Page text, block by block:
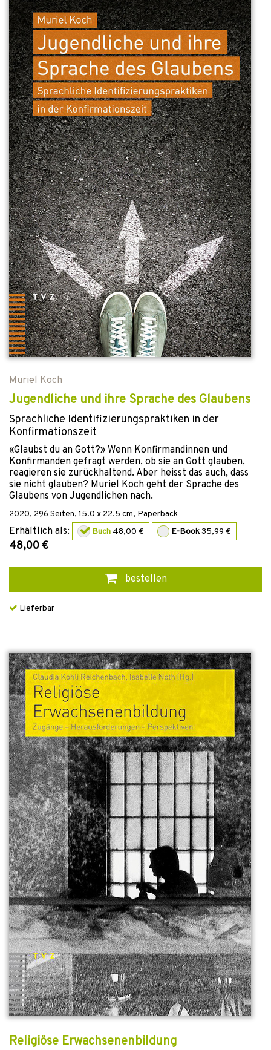
Muriel Koch
Jugendliche und ihre Sprache des Glaubens
Sprachliche Identifizierungspraktiken in der
Konfirmationszeit
«Glaubst du an Gott?» Wenn Konfirmandinnen und
Konfirmanden gefragt werden, ob sie an Gott glauben,
reagieren sie zurückhaltend. Aber heisst das auch, dass
sie nicht glauben? Muriel Koch geht der Sprache des
Glaubens von Jugendlichen nach.
2020, 296 Seiten, 15.0 x 22.5 cm, Paperback
Erhältlich als: Buch 48,00 € E-Book35,99 €
48,00 €
bestellen
Lieferbar
Religiöse Erwachsenenbildung